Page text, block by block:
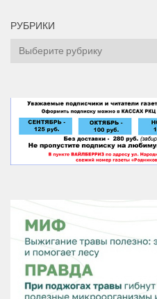
РУБРИКИ
Рубрики